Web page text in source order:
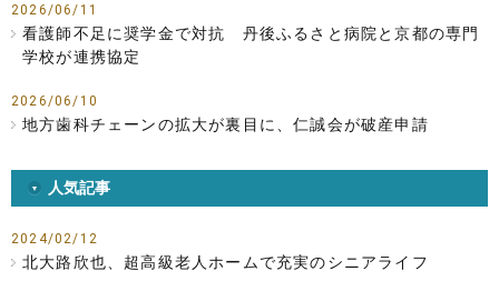
2026/06/11
看護師不足に奨学金で対抗 丹後ふるさと病院と京都の専門
学校が連携協定
2026/06/10
地方歯科チェーンの拡大が裏目に、仁誠会が破産申請
人気記事
2024/02/12
北大路欣也、超高級老人ホームで充実のシニアライフ